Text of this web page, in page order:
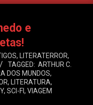
e
, LITERATERROR,
TAGGED: ARTHUR C.
DOS MUNDOS,
, LITERATURA,
, SCI-FI, VIAGEM